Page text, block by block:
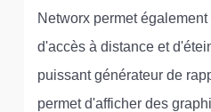
Networx permet
d'accès à distance et
puissant générateur de
permet d'afficher des